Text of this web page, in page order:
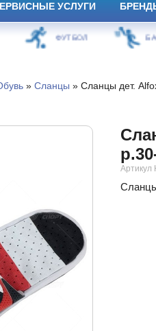
УСЛУГИ
БАСКЕТБОЛ
» Сланцы » Сланцы дет.
Артикул